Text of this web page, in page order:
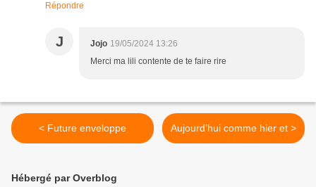
Répondre
J Jojo 19/05/2024 13:26
Merci ma lili contente de te faire rire
< Future enveloppe Aujourd’hui comme hier et >
Hébergé par Overblog